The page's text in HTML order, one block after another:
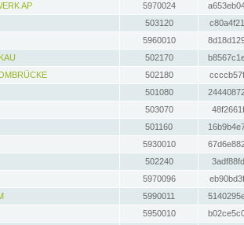
AP
5970024
503120
5960010
502170
502180
501080
503070
501160
5930010
502240
5970096
5990011
5950010